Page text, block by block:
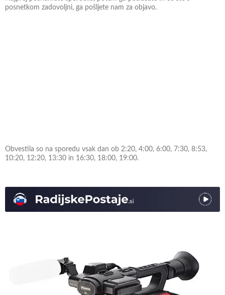
posnetkom zadovoljni, ga pošljete nam za objavo.
Obvestila so na sporedu vsak dan ob 2:20, 4:00, 6:00, 7:30, 8:53,
10:20, 12:20, 13:30 in 16:30, 18:00, 19:00.